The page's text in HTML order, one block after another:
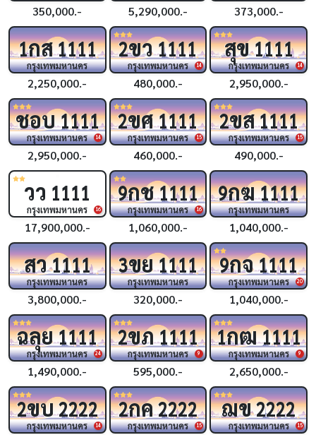
350,000.- 5,290,000.- 373,000.-
1กส1111
กรุงเทพมหานคร
2,250,000.-
14
2ขว1111
กรุงเทพมหานคร
480,000.-
14
สุข1111
กรุงเทพมหานคร
2,950,000.-
14
ชอบ1111
กรุงเทพมหานคร
2,950,000.-
15
2ขศ1111
กรุงเทพมหานคร
460,000.-
15
2ขส1111
กรุงเทพมหานคร
490,000.-
16
วว 1111
กรุงเทพมหานคร
17,900,000.-
16
9กช1111
กรุงเทพมหานคร
1,060,000.-
9กฆ1111
กรุงเทพมหานคร
1,040,000.-
สว1111
กรุงเทพมหานคร
3,800,000.-
3ขย1111
กรุงเทพมหานคร
320,000.-
20
9กจ1111
กรุงเทพมหานคร
1,040,000.-
24
ฉลุย1111
กรุงเทพมหานคร
1,490,000.-
9
2ขภ1111
กรุงเทพมหานคร
595,000.-
9
1กฒ1111
กรุงเทพมหานคร
2,650,000.-
14
2ขบ2222
กรุงเทพมหานคร 15
2กค2222
กรุงเทพมหานคร 15
ฌข2222
กรุงเทพมหานคร